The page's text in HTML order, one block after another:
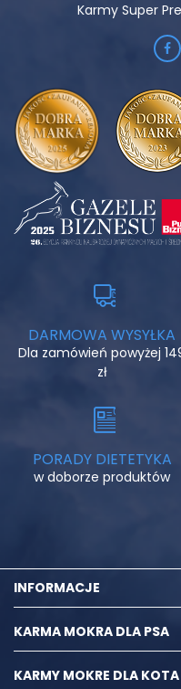
Karmy Super
DARMOWA WYSYŁKA
Dla zamówień powyżej
zł
PORADY DIETETYKA
w doborze produktów
INFORMACJE
KARMA MOKRA DLA PSA
KARMY MOKRE DLA KOTA